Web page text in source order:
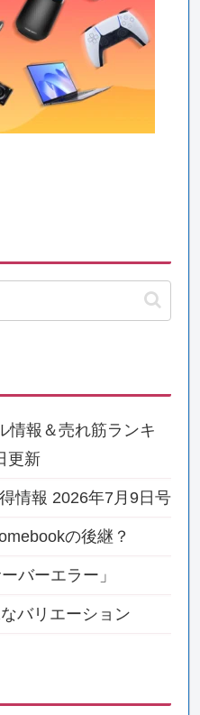
情報＆売れ筋ランキ
更新
情報 2026年7月9日号
の後継？
バーエラー」
バリエーション